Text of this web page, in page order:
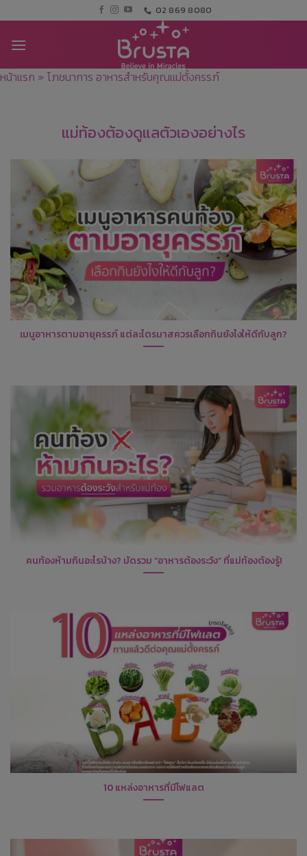
02 869 8080
หน้าแรก » โภชนาการ อาหารสำหรับคุณแม่ตั้งครรภ์
แม่ท้องต้องดูแลตัวเองอย่างไร
เมนูอาหารตามอายุครรภ์ แต่ละไตรมาสควรเลือกกินยังไงให้ดีกับลูก?
คนท้องห้ามกินอะไรบ้าง? มัดรวม “อาหารต้องระวัง” ที่แม่ท้องต้องรู้!
10 แหล่งอาหารที่มีโฟแลต